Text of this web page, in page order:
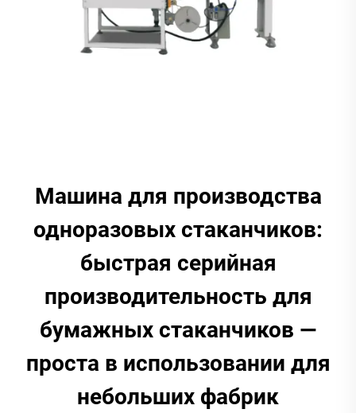
Машина для производства
одноразовых стаканчиков:
быстрая серийная
производительность для
бумажных стаканчиков —
проста в использовании для
небольших фабрик